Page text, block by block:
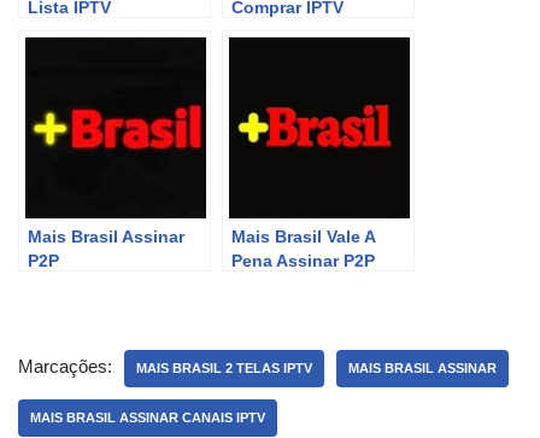
Lista IPTV
Comprar IPTV
Mais Brasil Assinar
P2P
Mais Brasil Vale A
Pena Assinar P2P
Marcações: MAIS BRASIL 2 TELAS IPTV MAIS BRASIL ASSINAR
MAIS BRASIL ASSINAR CANAIS IPTV